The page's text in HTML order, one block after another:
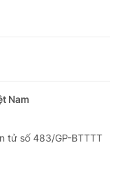
Nam
tử số 483/GP-BTTTT